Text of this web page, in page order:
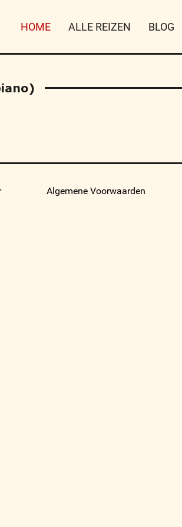
HOME ALLE REIZEN BLOG
Algemene Voorwaarden